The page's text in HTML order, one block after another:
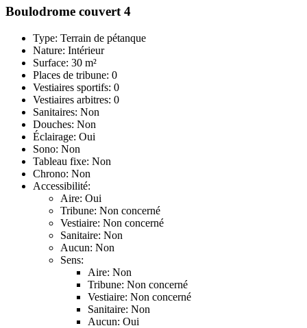
Boulodrome couvert 4
Type: Terrain de pétanque
Nature: Intérieur
Surface: 30 m²
Places de tribune: 0
Vestiaires sportifs: 0
Vestiaires arbitres: 0
Sanitaires: Non
Douches: Non
Éclairage: Oui
Sono: Non
Tableau fixe: Non
Chrono: Non
Accessibilité:
Aire: Oui
Tribune: Non concerné
Vestiaire: Non concerné
Sanitaire: Non
Aucun: Non
Sens:
Aire: Non
Tribune: Non concerné
Vestiaire: Non concerné
Sanitaire: Non
Aucun: Oui